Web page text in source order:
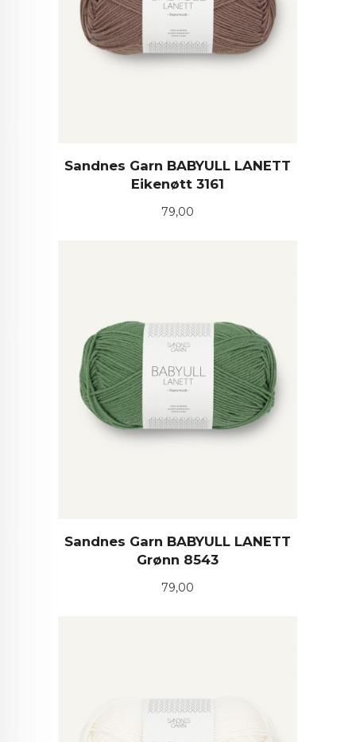
Sandnes Garn BABYULL LANETT
Eikenøtt 3161
Pris
79,00
Sandnes Garn BABYULL LANETT
Grønn 8543
Pris
79,00